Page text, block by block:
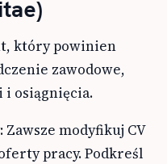
który powinien
zawodowe,
i osiągnięcia.
modyfikuj CV
pracy. Podkreśl